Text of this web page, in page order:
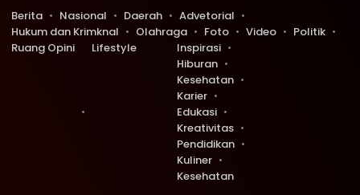
Berita Nasional Daerah
Advetorial
Hukum dan Krimknal
Olahraga Foto Video
Politik
Ruang Opini
Lifestyle
Inspirasi
Hiburan
Kesehatan
Karier
Edukasi
Kreativitas
Pendidikan
Kuliner
Kesehatan